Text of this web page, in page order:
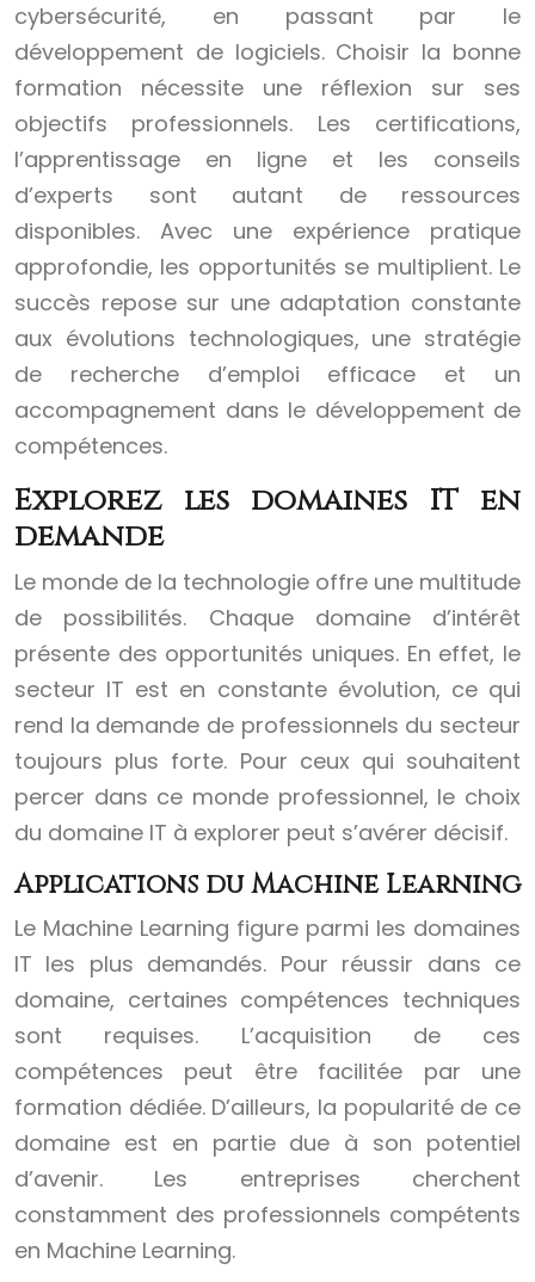
cybersécurité, en passant par le
développement de logiciels. Choisir la bonne
formation nécessite une réflexion sur ses
objectifs professionnels. Les certifications,
l’apprentissage en ligne et les conseils
d’experts sont autant de ressources
disponibles. Avec une expérience pratique
approfondie, les opportunités se multiplient. Le
succès repose sur une adaptation constante
aux évolutions technologiques, une stratégie
de recherche d’emploi efficace et un
accompagnement dans le développement de
compétences.
Explorez les domaines IT en
demande
Le monde de la technologie offre une multitude
de possibilités. Chaque domaine d’intérêt
présente des opportunités uniques. En effet, le
secteur IT est en constante évolution, ce qui
rend la demande de professionnels du secteur
toujours plus forte. Pour ceux qui souhaitent
percer dans ce monde professionnel, le choix
du domaine IT à explorer peut s’avérer décisif.
Applications du Machine Learning
Le Machine Learning figure parmi les domaines
IT les plus demandés. Pour réussir dans ce
domaine, certaines compétences techniques
sont requises. L’acquisition de ces
compétences peut être facilitée par une
formation dédiée. D’ailleurs, la popularité de ce
domaine est en partie due à son potentiel
d’avenir. Les entreprises cherchent
constamment des professionnels compétents
en Machine Learning.